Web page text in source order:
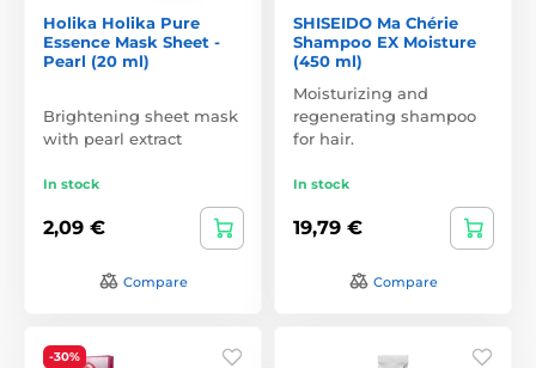
Holika Holika Pure
Essence Mask Sheet -
Pearl (20 ml)
Brightening sheet mask
with pearl extract
In stock
2,09 €
Compare
SHISEIDO Ma Chérie
Shampoo EX Moisture
(450 ml)
Moisturizing and
regenerating shampoo
for hair.
In stock
19,79 €
Compare
-30%